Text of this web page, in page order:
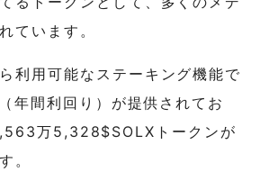
ています。
利用可能なステーキング機能で
年間利回り）が提供されてお
万5,328$SOLXトークンが
。